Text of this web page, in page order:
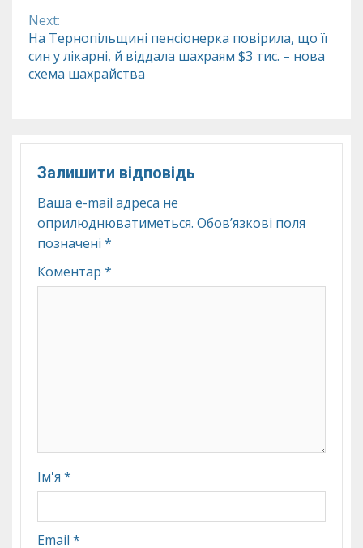
Reading
Next:
На Тернопільщині пенсіонерка повірила, що її
син у лікарні, й віддала шахраям $3 тис. – нова
схема шахрайства
Залишити відповідь
Ваша e-mail адреса не
оприлюднюватиметься. Обов’язкові поля
позначені *
Коментар *
Ім'я *
Email *